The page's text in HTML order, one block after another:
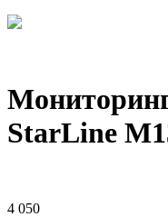
StarLine
4 050